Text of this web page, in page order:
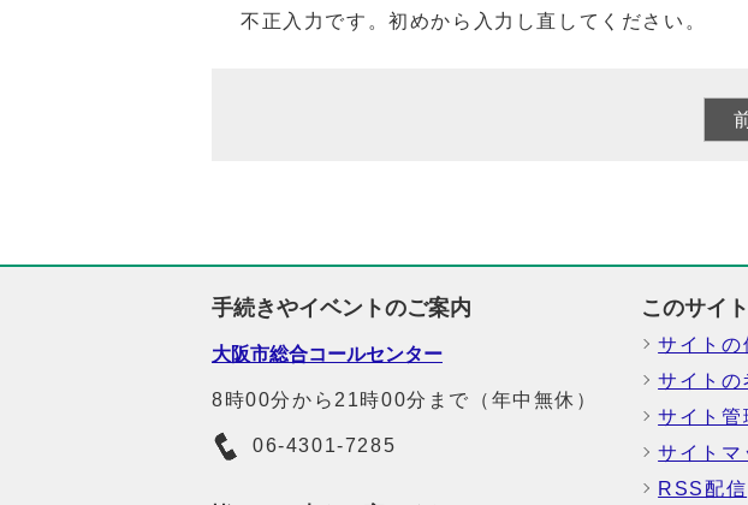
不正入力です。初めから入力し直してください。
手続きやイベントのご案内
大阪市総合コールセンター
8時00分から21時00分まで（年中無休）
06-4301-7285
このサイ
サイトの
サイトの
サイト管
サイトマ
RSS配信